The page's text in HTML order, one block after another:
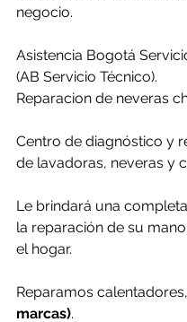
negocio.
Asistencia Bogotá
(AB Servicio Técnico).
Reparacion de neveras
Centro de diagnóstico y
de lavadoras, neveras y
Le brindará una
la reparación de su
el hogar.
Reparamos calentadores,
marcas).